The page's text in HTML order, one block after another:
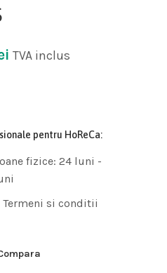
TVA inclus
pentru HoReCa:
fizice: 24 luni -
si conditii